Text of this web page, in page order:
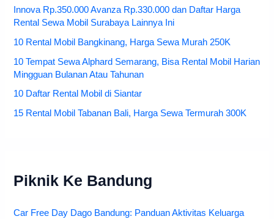
Innova Rp.350.000 Avanza Rp.330.000 dan Daftar Harga
Rental Sewa Mobil Surabaya Lainnya Ini
10 Rental Mobil Bangkinang, Harga Sewa Murah 250K
10 Tempat Sewa Alphard Semarang, Bisa Rental Mobil Harian
Mingguan Bulanan Atau Tahunan
10 Daftar Rental Mobil di Siantar
15 Rental Mobil Tabanan Bali, Harga Sewa Termurah 300K
Piknik Ke Bandung
Car Free Day Dago Bandung: Panduan Aktivitas Keluarga